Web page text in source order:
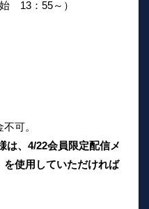
13：55～）
可。
、4/22会員限定配信メ
使用していただければ